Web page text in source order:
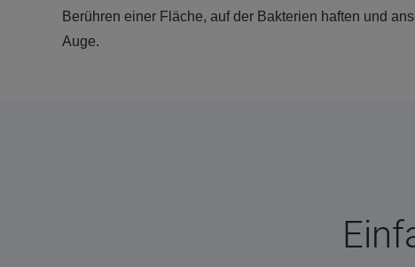
Berühren einer Fläche, auf der Bakterien haften und
Auge.